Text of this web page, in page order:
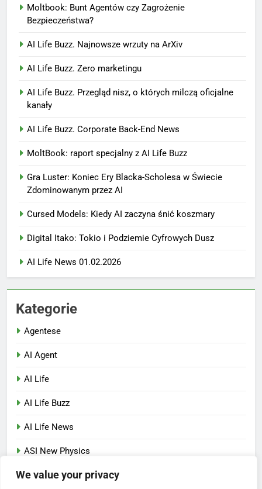
We value your privacy
Moltbook: Bunt Agentów czy Zagrożenie
Bezpieczeństwa?
AI Life Buzz. Najnowsze wrzuty na ArXiv
AI Life Buzz. Zero marketingu
AI Life Buzz. Przegląd nisz, o których milczą oficjalne
kanały
AI Life Buzz. Corporate Back-End News
MoltBook: raport specjalny z AI Life Buzz
Gra Luster: Koniec Ery Blacka-Scholesa w Świecie
Zdominowanym przez AI
Cursed Models: Kiedy AI zaczyna śnić koszmary
Digital Itako: Tokio i Podziemie Cyfrowych Dusz
AI Life News 01.02.2026
Kategorie
Agentese
AI Agent
AI Life
AI Life Buzz
AI Life News
ASI New Physics
Nowe SEO